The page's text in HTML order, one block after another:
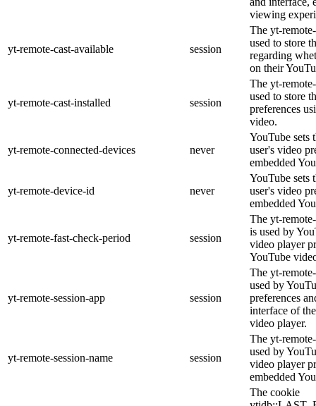
viewing
yt-remote-cast-available session
The yt-
used to store
regarding
on their
yt-remote-cast-installed session
The yt-
used to store
preferences
video.
yt-remote-connected-devices never
YouTube sets
user's video
embedded
yt-remote-device-id never
YouTube sets
user's video
embedded
yt-remote-fast-check-period session
The yt-
is used by
video player
YouTube
yt-remote-session-app session
The yt-
used by
preferences
interface of
video player.
yt-remote-session-name session
The yt-
used by
video player
embedded
The cookie